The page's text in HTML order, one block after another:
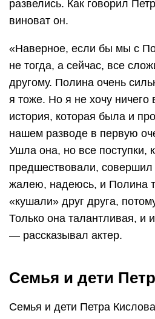
развелись. Как говорил
виноват он.
«Наверное, если бы мы с
не тогда, а сейчас, все
другому. Полина очень
я тоже. Но я не хочу ничего
история, которая была и
нашем разводе в первую
Ушла она, но все поступки,
предшествовали,
жалею, надеюсь, и Полина
«кушали» друг друга,
Только она талантливая, и
— рассказывал актер.
Семья и дети
Семья и дети Петра